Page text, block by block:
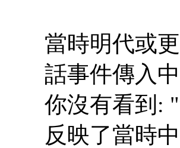
當時明代或
話事件傳入
你沒有看到:
反映了當時